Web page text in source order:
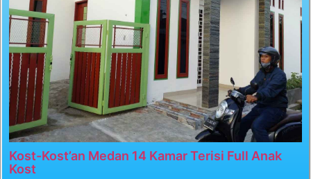
Kost-Kost’an Medan 14 Kamar Terisi Full Anak
Kost